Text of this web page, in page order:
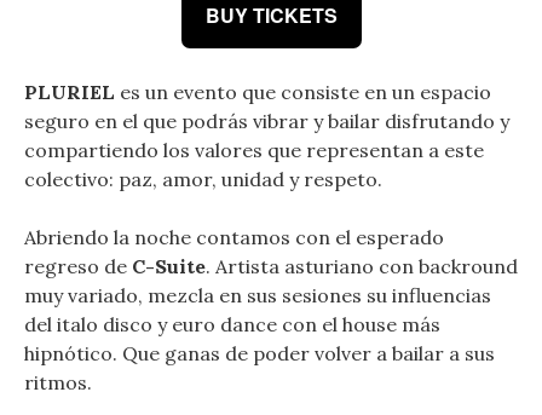
BUY TICKETS
PLURIEL es un evento que consiste en un espacio
seguro en el que podrás vibrar y bailar disfrutando y
compartiendo los valores que representan a este
colectivo: paz, amor, unidad y respeto.
Abriendo la noche contamos con el esperado
regreso de C-Suite. Artista asturiano con backround
muy variado, mezcla en sus sesiones su influencias
del italo disco y euro dance con el house más
hipnótico. Que ganas de poder volver a bailar a sus
ritmos.